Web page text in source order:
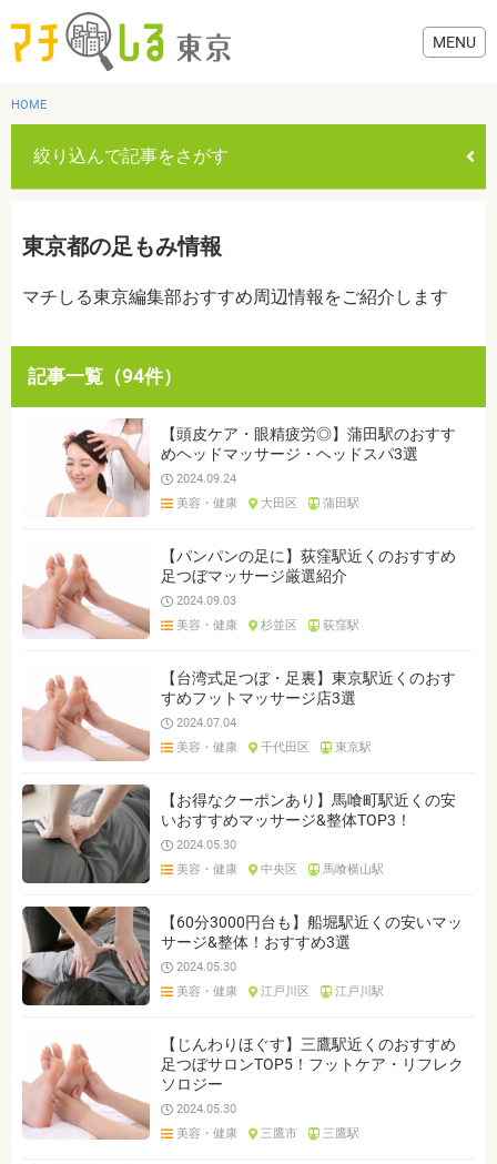
生活
HOME
絞り込んで記事をさがす
すべて グルメ 美容・健康 歯医者・病院 おでかけ
生活 お役立ち情報
クリア
東京都の足もみ情報
マチしる東京編集部おすすめ周辺情報をご紹介します
記事一覧（94件）
【頭皮ケア・眼精疲労◎】蒲田駅のおすす
めヘッドマッサージ・ヘッドスパ3選
2024.09.24
美容・健康
大田区 蒲田駅
【パンパンの足に】荻窪駅近くのおすすめ
足つぼマッサージ厳選紹介
2024.09.03
美容・健康
杉並区 荻窪駅
【台湾式足つぼ・足裏】東京駅近くのおす
すめフットマッサージ店3選
2024.07.04
美容・健康
千代田区 東京駅
【お得なクーポンあり】馬喰町駅近くの安
いおすすめマッサージ&整体TOP3！
2024.05.30
美容・健康
中央区 馬喰横山駅
【60分3000円台も】船堀駅近くの安いマッ
サージ&整体！おすすめ3選
2024.05.30
美容・健康
江戸川区 江戸川駅
【じんわりほぐす】三鷹駅近くのおすすめ
足つぼサロンTOP5！フットケア・リフレク
ソロジー
2024.05.30
美容・健康
三鷹市 三鷹駅